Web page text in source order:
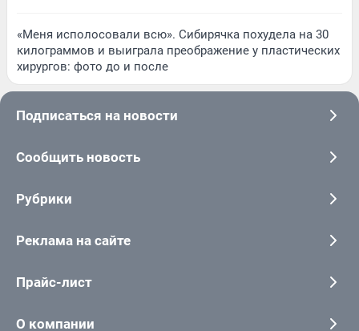
«Меня исполосовали всю». Сибирячка похудела на 30
килограммов и выиграла преображение у пластических
хирургов: фото до и после
Подписаться на новости
Сообщить новость
Рубрики
Реклама на сайте
Прайс-лист
О компании